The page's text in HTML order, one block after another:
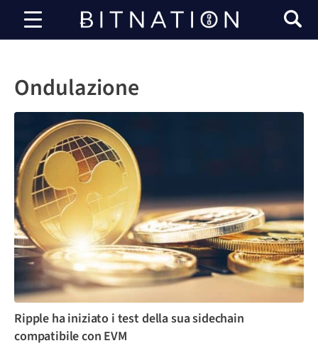
Bitnazione
Ondulazione
Ripple ha iniziato i test della sua sidechain
compatibile con EVM